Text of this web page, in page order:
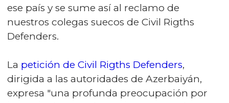
ese país y se sume así al reclamo de
nuestros colegas suecos de Civil Rigths
Defenders.
La petición de Civil Rigths Defenders,
dirigida a las autoridades de Azerbaiyán,
expresa "una profunda preocupación por